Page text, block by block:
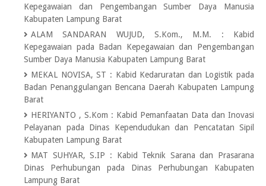
Kepegawaian dan Pengembangan Sumber Daya Manusia
Kabupaten Lampung Barat
ALAM SANDARAN WUJUD, S.Kom., M.M.
:
Kabid
Kepegawaian pada Badan Kepegawaian dan Pengembangan
Sumber Daya Manusia Kabupaten Lampung Barat
MEKAL NOVISA, ST : Kabid Kedaruratan dan Logistik pada
Badan Penanggulangan Bencana Daerah Kabupaten Lampung
Barat
HERIYANTO , S.Kom : Kabid Pemanfaatan Data dan Inovasi
Pelayanan pada Dinas Kependudukan dan Pencatatan Sipil
Kabupaten Lampung Barat
MAT SUHYAR, S.IP
:
Kabid Teknik Sarana dan Prasarana
Dinas Perhubungan pada Dinas Perhubungan Kabupaten
Lampung Barat